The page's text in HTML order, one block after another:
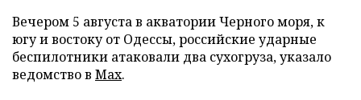
Вечером 5 августа в акватории Черного моря, к
югу и востоку от Одессы, российские ударные
беспилотники атаковали два сухогруза, указало
ведомство в Max.